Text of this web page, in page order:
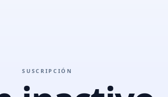
SUSCRIPCIÓN